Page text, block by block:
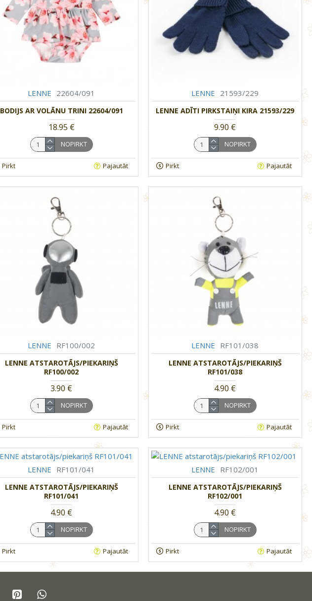
LENNE 22604/091
BODIJS AR VOLĀNU TRINI 22604/091
18.95 €
NOPIRKT
Pirkt Pajautāt
LENNE 21593/229
LENNE ADĪTI PIRKSTAIŅI KIRA 21593/229
9.90 €
NOPIRKT
Pirkt Pajautāt
LENNE RF100/002
LENNE ATSTAROTĀJS/PIEKARIŅŠ
RF100/002
3.90 €
NOPIRKT
Pirkt Pajautāt
LENNE RF101/038
LENNE ATSTAROTĀJS/PIEKARIŅŠ
RF101/038
4.90 €
NOPIRKT
Pirkt Pajautāt
LENNE RF101/041
LENNE ATSTAROTĀJS/PIEKARIŅŠ
RF101/041
4.90 €
NOPIRKT
Pirkt Pajautāt
LENNE RF102/001
LENNE ATSTAROTĀJS/PIEKARIŅŠ
RF102/001
4.90 €
NOPIRKT
Pirkt Pajautāt